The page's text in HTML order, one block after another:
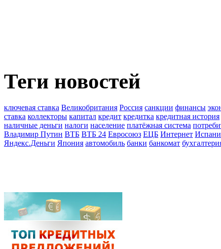
Теги новостей
ключевая ставка Великобритания Россия санкции финансы
ставка коллекторы капитал кредит кредитка кредитная история
наличные деньги налоги население платёжная система
Владимир Путин ВТБ ВТБ 24 Евросоюз ЕЦБ Интернет
Яндекс.Деньги Япония автомобиль банки банкомат